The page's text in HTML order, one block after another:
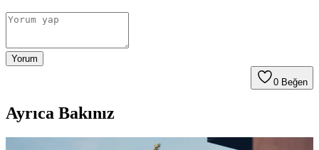
Yorum
0 Beğen
Ayrıca Bakınız